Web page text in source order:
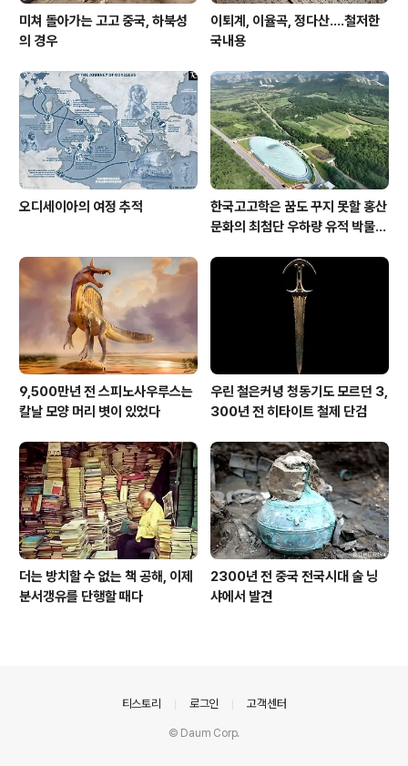
미쳐 돌아가는 고고 중국, 하북성
의 경우
이퇴계, 이율곡, 정다산....철저한
국내용
오디세이아의 여정 추적
한국고고학은 꿈도 꾸지 못할 홍산
문화의 최첨단 우하량 유적 박물관
9,500만년 전 스피노사우루스는
칼날 모양 머리 볏이 있었다
우린 철은커녕 청동기도 모르던 3,
300년 전 히타이트 철제 단검
더는 방치할 수 없는 책 공해, 이제
분서갱유를 단행할 때다
2300년 전 중국 전국시대 술 닝
샤에서 발견
티스토리 로그인 고객센터
© Daum Corp.